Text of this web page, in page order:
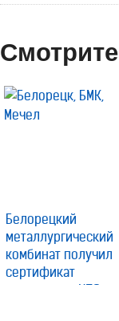
Белорецкий
металлургический
комбинат получил
сертификат
поставщика НПО